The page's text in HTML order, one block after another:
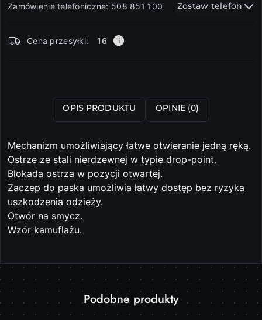
Zamówienie telefoniczne: 508 851 100 Zostaw telefon
i
Cena przesyłki: 16
OPIS PRODUKTU OPINIE (0)
Mechanizm umożliwiający łatwe otwieranie jedną ręką.
Ostrze ze stali nierdzewnej w typie drop-point.
Blokada ostrza w pozycji otwartej.
Zaczep do paska umożliwia łatwy dostęp bez ryzyka
uszkodzenia odzieży.
Otwór na smycz.
Wzór kamuflażu.
Pomiń karuzelę produktów
Produkty
Podobne produkty